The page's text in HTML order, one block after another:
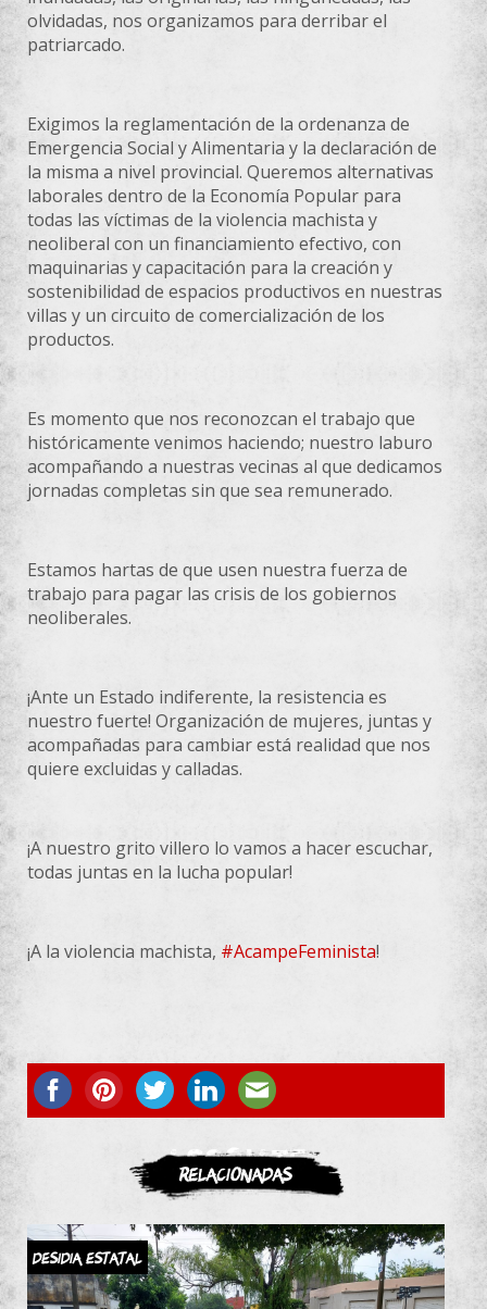
olvidadas, nos organizamos para derribar el
patriarcado.
Exigimos la reglamentación de la ordenanza de
Emergencia Social y Alimentaria y la declaración de
la misma a nivel provincial. Queremos alternativas
laborales dentro de la Economía Popular para
todas las víctimas de la violencia machista y
neoliberal con un financiamiento efectivo, con
maquinarias y capacitación para la creación y
sostenibilidad de espacios productivos en nuestras
villas y un circuito de comercialización de los
productos.
Es momento que nos reconozcan el trabajo que
históricamente venimos haciendo; nuestro laburo
acompañando a nuestras vecinas al que dedicamos
jornadas completas sin que sea remunerado.
Estamos hartas de que usen nuestra fuerza de
trabajo para pagar las crisis de los gobiernos
neoliberales.
¡Ante un Estado indiferente, la resistencia es
nuestro fuerte! Organización de mujeres, juntas y
acompañadas para cambiar está realidad que nos
quiere excluidas y calladas.
¡A nuestro grito villero lo vamos a hacer escuchar,
todas juntas en la lucha popular!
¡A la violencia machista, #AcampeFeminista!
ASOCIATE
Relacionadas
Desidia Estatal